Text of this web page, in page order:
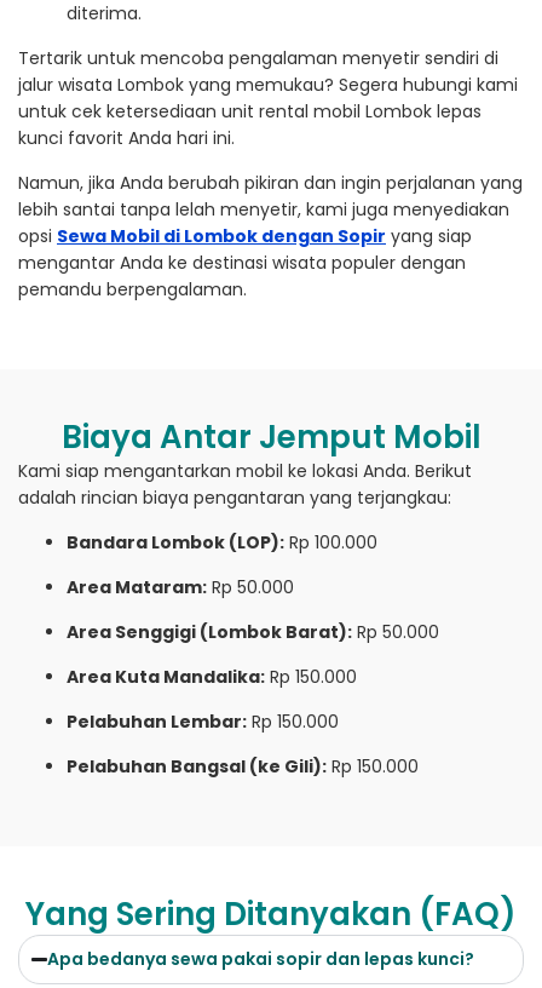
diterima.
Tertarik untuk mencoba pengalaman menyetir sendiri di
jalur wisata Lombok yang memukau? Segera hubungi kami
untuk cek ketersediaan unit rental mobil Lombok lepas
kunci favorit Anda hari ini.
Namun, jika Anda berubah pikiran dan ingin perjalanan yang
lebih santai tanpa lelah menyetir, kami juga menyediakan
opsi Sewa Mobil di Lombok dengan Sopir yang siap
mengantar Anda ke destinasi wisata populer dengan
pemandu berpengalaman.
Biaya Antar Jemput Mobil
Kami siap mengantarkan mobil ke lokasi Anda. Berikut
adalah rincian biaya pengantaran yang terjangkau:
Bandara Lombok (LOP): Rp 100.000
Area Mataram: Rp 50.000
Area Senggigi (Lombok Barat): Rp 50.000
Area Kuta Mandalika: Rp 150.000
Pelabuhan Lembar: Rp 150.000
Pelabuhan Bangsal (ke Gili): Rp 150.000
Yang Sering Ditanyakan (FAQ)
Apa bedanya sewa pakai sopir dan lepas kunci?